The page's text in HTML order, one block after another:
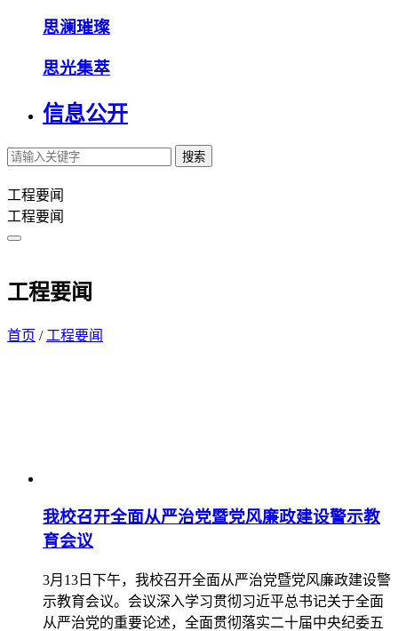
思澜璀璨
思光集萃
信息公开
搜索
工程要闻
工程要闻
工程要闻
首页 / 工程要闻
我校召开全面从严治党暨党风廉政建设警示教
育会议
3月13日下午，我校召开全面从严治党暨党风廉政建设警
示教育会议。会议深入学习贯彻习近平总书记关于全面
从严治党的重要论述，全面贯彻落实二十届中央纪委五